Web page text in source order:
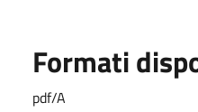
Formati
pdf/A